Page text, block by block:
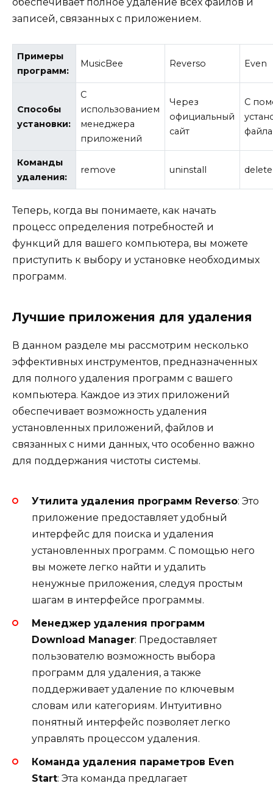
обеспечивает полное удаление всех файлов и
записей, связанных с приложением.
Примеры
программ:
MusicBee Reverso Even
Способы
установки:
С
использованием
менеджера
приложений
Через
официальный
сайт
С
файла
Команды
удаления:
remove uninstall delete
Теперь, когда вы понимаете, как начать
процесс определения потребностей и
функций для вашего компьютера, вы можете
приступить к выбору и установке необходимых
программ.
Лучшие приложения для удаления
В данном разделе мы рассмотрим несколько
эффективных инструментов, предназначенных
для полного удаления программ с вашего
компьютера. Каждое из этих приложений
обеспечивает возможность удаления
установленных приложений, файлов и
связанных с ними данных, что особенно важно
для поддержания чистоты системы.
Утилита удаления программ Reverso: Это
приложение предоставляет удобный
интерфейс для поиска и удаления
установленных программ. С помощью него
вы можете легко найти и удалить
ненужные приложения, следуя простым
шагам в интерфейсе программы.
Менеджер удаления программ
Download Manager: Предоставляет
пользователю возможность выбора
программ для удаления, а также
поддерживает удаление по ключевым
словам или категориям. Интуитивно
понятный интерфейс позволяет легко
управлять процессом удаления.
Команда удаления параметров Even
Start: Эта команда предлагает